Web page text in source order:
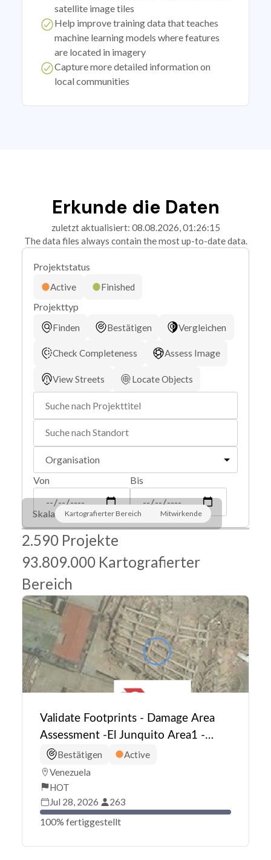
satellite image tiles
Help improve training data that teaches
machine learning models where features
are located in imagery
Capture more detailed information on
local communities
Erkunde die Daten
zuletzt aktualisiert: 08.08.2026, 01:26:15
The data files always contain the most up-to-date data.
Projektstatus
Active Finished
Projekttyp
Finden Bestätigen Vergleichen
Check Completeness Assess Image
View Streets Locate Objects
Von Bis
+
−
Leaflet|©OpenStreetMapcontributors ©
Skala Kartografierter Bereich Mitwirkende
2.590 Projekte
93.809.000 Kartografierter
Bereich
Validate Footprints - Damage Area
Assessment -El Junquito Area1 -
Venezuela (2) HOT
Bestätigen
Active
Venezuela
HOT
Jul 28, 2026
263
100% fertiggestellt